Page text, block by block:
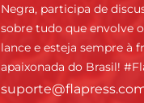
Negra, participa de
sobre tudo que envolve
lance e esteja sempre à
apaixonada do Brasil!